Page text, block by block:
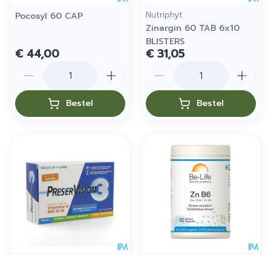
Pocosyl 60 CAP
€ 44,00
Bestel
Nutriphyt
Zinargin 60 TAB 6x10
BLISTERS
€ 31,05
Bestel